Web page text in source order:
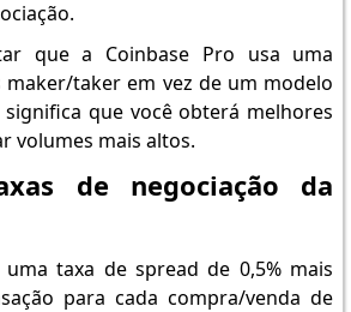
que a Coinbase Pro usa uma
taker em vez de um modelo
que você obterá melhores
volumes mais altos.
de negociação da
taxa de spread de 0,5% mais
para cada compra/venda de